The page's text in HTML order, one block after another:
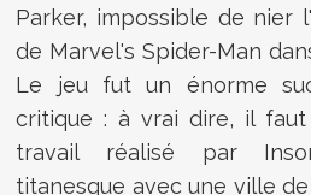
Parker, impossible de nier
de Marvel's Spider-Man
Le jeu fut un énorme
critique : à vrai dire, il
travail réalisé par
titanesque avec une ville